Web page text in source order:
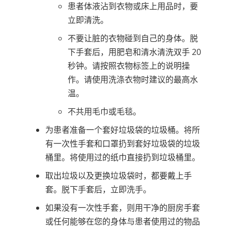
患者体液沾到衣物或床上用品时，要
立即清洗。
不要让脏的衣物碰到自己的身体。脱
下手套后，用肥皂和清水清洗双手 20
秒钟。请按照衣物标签上的说明操
作。请使用洗涤衣物时建议的最高水
温。
不共用毛巾或毛毯。
为患者准备一个套好垃圾袋的垃圾桶。将所
有一次性手套和口罩扔到套好垃圾袋的垃圾
桶里。将使用过的纸巾直接扔到垃圾桶里。
取出垃圾以及更换垃圾袋时，都要戴上手
套。脱下手套后，立即洗手。
如果没有一次性手套，则用干净的厨房手套
或任何能够在您的身体与患者使用过的物品